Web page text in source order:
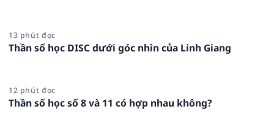
13 phút đọc
Thần số học DISC dưới góc nhìn của Linh Giang
12 phút đọc
Thần số học số 8 và 11 có hợp nhau không?